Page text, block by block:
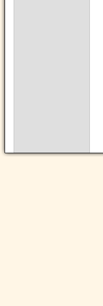
Navigation